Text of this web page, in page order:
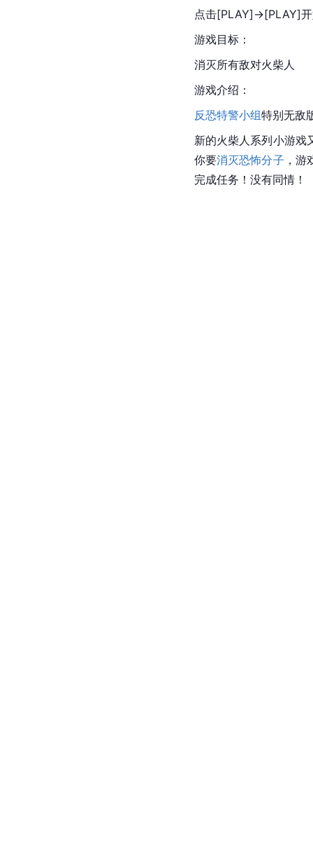
点击[PLAY]->[PLAY]
游戏目标：
消灭所有敌对火柴人
游戏介绍：
反恐特警小组特别无敌
新的火柴人系列小游戏
你要消灭恐怖分子 ，
完成任务！没有同情！